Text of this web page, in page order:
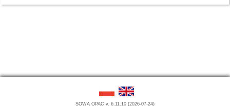
SOWA OPAC v. 6.11.10 (2026-07-24)